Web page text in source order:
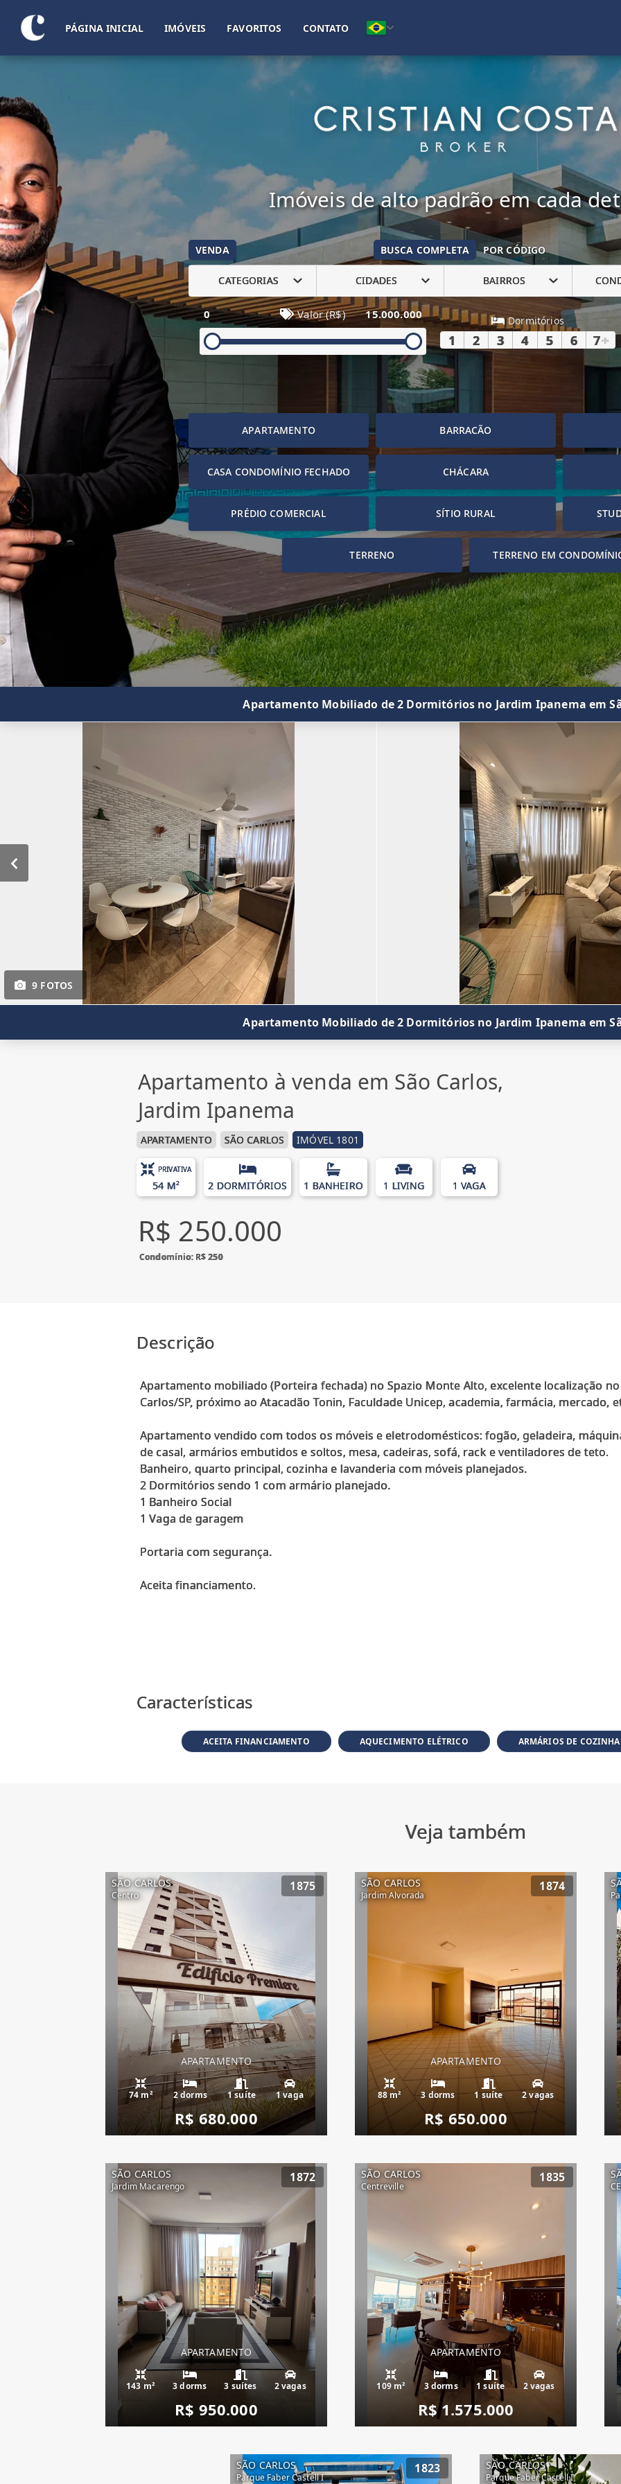
PÁGINA INICIAL IMÓVEIS FAVORITOS CONTATO
Imóveis de alto padrão em cada
VENDA BUSCA COMPLETA POR CÓDIGO
CATEGORIAS CIDADES BAIRROS
0 Valor (R$) 15.000.000 Dormitórios
1 2 3 4 5 6 7+
APARTAMENTO BARRACÃO
CASA CONDOMÍNIO FECHADO CHÁCARA
PRÉDIO COMERCIAL SÍTIO RURAL
TERRENO TERRENO EM
Apartamento Mobiliado de 2 Dormitórios no Jardim Ipanema em
9 FOTOS
Apartamento Mobiliado de 2 Dormitórios no Jardim Ipanema em
Apartamento à venda em São Carlos,
Jardim Ipanema
APARTAMENTO SÃO CARLOS IMÓVEL 1801
PRIVATIVA
54 M² 2 DORMITÓRIOS 1 BANHEIRO 1 LIVING 1 VAGA
R$ 250.000
Condomínio: R$ 250
Descrição
Apartamento mobiliado (Porteira fechada) no Spazio Monte Alto, excelente localização no
Carlos/SP, próximo ao Atacadão Tonin, Faculdade Unicep, academia, farmácia, mercado,
Apartamento vendido com todos os móveis e eletrodomésticos: fogão, geladeira,
de casal, armários embutidos e soltos, mesa, cadeiras, sofá, rack e ventiladores de teto.
Banheiro, quarto principal, cozinha e lavanderia com móveis planejados.
2 Dormitórios sendo 1 com armário planejado.
1 Banheiro Social
1 Vaga de garagem
Portaria com segurança.
Aceita financiamento.
Características
ACEITA FINANCIAMENTO AQUECIMENTO ELÉTRICO ARMÁRIOS DE COZINHA
Veja também
SÃO CARLOS
Centro
1875
APARTAMENTO
74 m² 2 dorms 1 suíte 1 vaga
R$ 680.000
SÃO CARLOS
Jardim Alvorada
1874
APARTAMENTO
88 m² 3 dorms 1 suíte 2 vagas
R$ 650.000
SÃO CARLOS
Jardim Macarengo
1872
APARTAMENTO
143 m² 3 dorms 3 suítes 2 vagas
R$ 950.000
SÃO CARLOS
Centreville
1835
APARTAMENTO
109 m² 3 dorms 1 suíte 2 vagas
R$ 1.575.000
SÃO CARLOS
Parque Faber Castell I
1823 SÃO CARLOS
Parque Faber Castell I